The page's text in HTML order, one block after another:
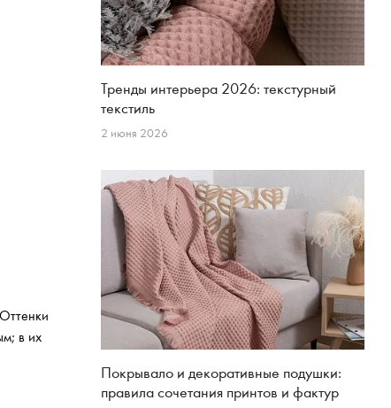
в их
Тренды интерьера 2026: текстурный
текстиль
2 июня 2026
Покрывало и декоративные подушки:
правила сочетания принтов и фактур